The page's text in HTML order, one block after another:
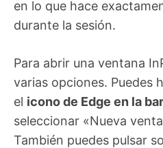
en lo que hace
durante la sesión.
Para abrir una ventana
varias opciones. Puedes
el icono de Edge en la
seleccionar «Nueva
También puedes pulsar